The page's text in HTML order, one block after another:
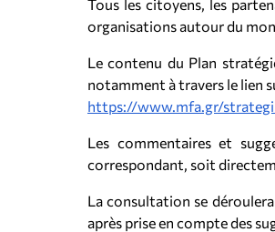
Tous les citoyens, les
organisations autour du
Le contenu du Plan
notamment à travers le lien
https://www.mfa.gr/
Les commentaires et
correspondant, soit
La consultation se
après prise en compte des